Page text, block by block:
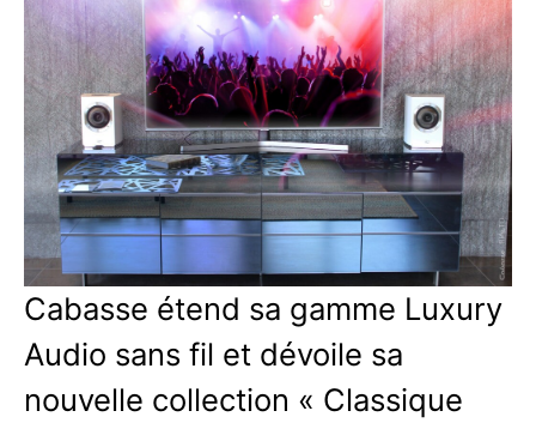
Cabasse étend sa gamme Luxury
Audio sans fil et dévoile sa
nouvelle collection « Classique